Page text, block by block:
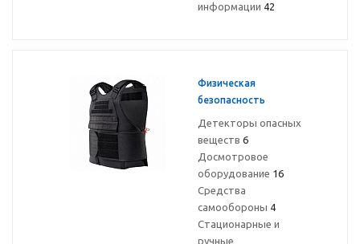
информации 42
Физическая
безопасность
Детекторы опасных
веществ 6
Досмотровое
оборудование 16
Средства
самообороны 4
Стационарные и
ручные